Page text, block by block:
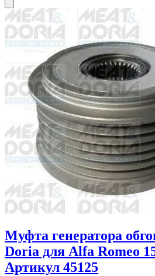
Муфта генератора
Doria для Alfa Romeo
Артикул 45125